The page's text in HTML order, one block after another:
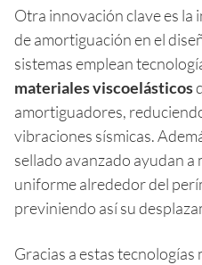
Otra innovación clave es la
de amortiguación en el
sistemas emplean
materiales viscoelásticos
amortiguadores,
vibraciones sísmicas.
sellado avanzado ayudan
uniforme alrededor del
previniendo así su
Gracias a estas